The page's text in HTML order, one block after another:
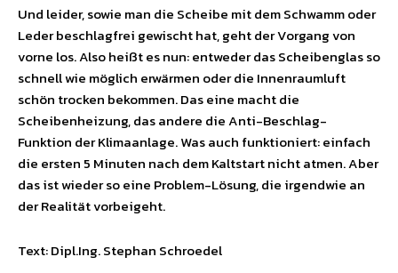
Und leider, sowie man die Scheibe mit dem Schwamm oder
Leder beschlagfrei gewischt hat, geht der Vorgang von
vorne los. Also heißt es nun: entweder das Scheibenglas so
schnell wie möglich erwärmen oder die Innenraumluft
schön trocken bekommen. Das eine macht die
Scheibenheizung, das andere die Anti-Beschlag-
Funktion der Klimaanlage. Was auch funktioniert: einfach
die ersten 5 Minuten nach dem Kaltstart nicht atmen. Aber
das ist wieder so eine Problem-Lösung, die irgendwie an
der Realität vorbeigeht.
Text: Dipl.Ing. Stephan Schroedel